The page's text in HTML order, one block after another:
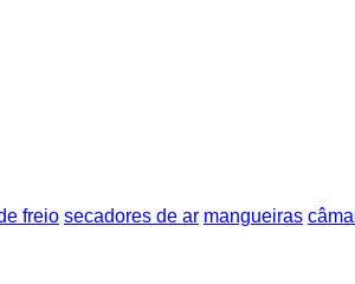
freio secadores de ar mangueiras